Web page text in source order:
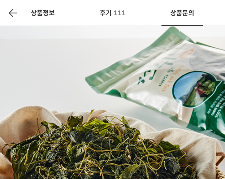
상품정보 후기 111 상품문의
농축산물할인 주문/배송 고객센터